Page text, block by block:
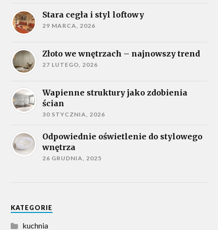
Stara cegła i styl loftowy
29 MARCA, 2026
Złoto we wnętrzach – najnowszy trend
27 LUTEGO, 2026
Wapienne struktury jako zdobienia
ścian
30 STYCZNIA, 2026
Odpowiednie oświetlenie do stylowego
wnętrza
26 GRUDNIA, 2025
KATEGORIE
kuchnia